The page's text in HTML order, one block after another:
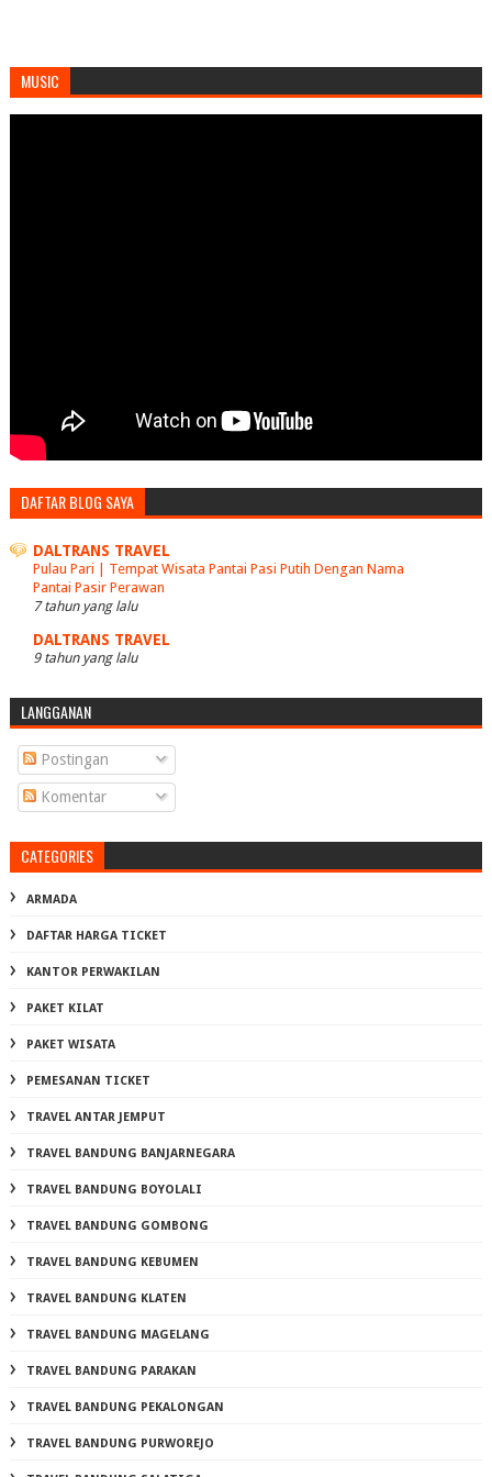
MUSIC
DAFTAR BLOG SAYA
DALTRANS TRAVEL
Pulau Pari | Tempat Wisata Pantai Pasi Putih Dengan Nama
Pantai Pasir Perawan
7 tahun yang lalu
DALTRANS TRAVEL
9 tahun yang lalu
LANGGANAN
Postingan
Komentar
CATEGORIES
ARMADA
DAFTAR HARGA TICKET
KANTOR PERWAKILAN
PAKET KILAT
PAKET WISATA
PEMESANAN TICKET
TRAVEL ANTAR JEMPUT
TRAVEL BANDUNG BANJARNEGARA
TRAVEL BANDUNG BOYOLALI
TRAVEL BANDUNG GOMBONG
TRAVEL BANDUNG KEBUMEN
TRAVEL BANDUNG KLATEN
TRAVEL BANDUNG MAGELANG
TRAVEL BANDUNG PARAKAN
TRAVEL BANDUNG PEKALONGAN
TRAVEL BANDUNG PURWOREJO